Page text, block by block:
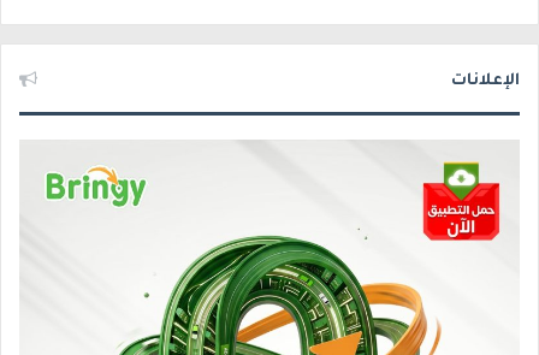
الإعلانات